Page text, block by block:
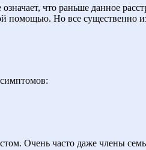
что раньше данное
помощью. Но все существенно
Очень часто даже члены